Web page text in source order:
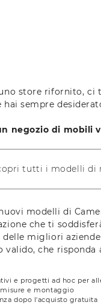
store rifornito, ci
hai sempre
negozio di mobili
tutti i modelli di
modelli di
che ti
migliori
valido, che risponda
e progetti ad hoc per
e montaggio
dopo l'acquisto gratuita